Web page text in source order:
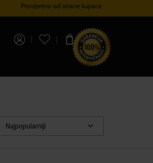
Provjereno od strane kupaca
0,00 €
Najpopularniji